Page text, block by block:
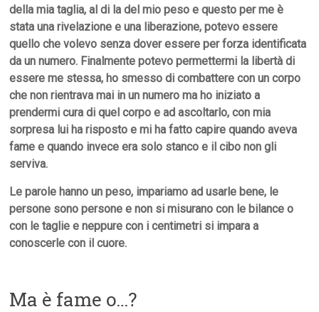
della mia taglia, al di la del mio peso e questo per me è
stata una rivelazione e una liberazione, potevo essere
quello che volevo senza dover essere per forza identificata
da un numero. Finalmente potevo permettermi la libertà di
essere me stessa, ho smesso di combattere con un corpo
che non rientrava mai in un numero ma ho iniziato a
prendermi cura di quel corpo e ad ascoltarlo, con mia
sorpresa lui ha risposto e mi ha fatto capire quando aveva
fame e quando invece era solo stanco e il cibo non gli
serviva.
Le parole hanno un peso, impariamo ad usarle bene, le
persone sono persone e non si misurano con le bilance o
con le taglie e neppure con i centimetri si impara a
conoscerle con il cuore.
Ma è fame o…?